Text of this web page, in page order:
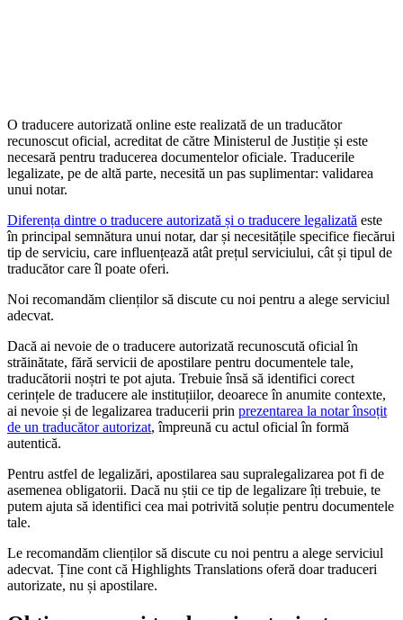
O traducere autorizată online este realizată de un traducător
recunoscut oficial, acreditat de către Ministerul de Justiție și este
necesară pentru traducerea documentelor oficiale. Traducerile
legalizate, pe de altă parte, necesită un pas suplimentar: validarea
unui notar.
Diferența dintre o traducere autorizată și o traducere legalizată este
în principal semnătura unui notar, dar și necesitățile specifice fiecărui
tip de serviciu, care influențează atât prețul serviciului, cât și tipul de
traducător care îl poate oferi.
Noi recomandăm clienților să discute cu noi pentru a alege serviciul
adecvat.
Dacă ai nevoie de o traducere autorizată recunoscută oficial în
străinătate, fără servicii de apostilare pentru documentele tale,
traducătorii noștri te pot ajuta. Trebuie însă să identifici corect
cerințele de traducere ale instituțiilor, deoarece în anumite contexte,
ai nevoie și de legalizarea traducerii prin prezentarea la notar însoțit
de un traducător autorizat, împreună cu actul oficial în formă
autentică.
Pentru astfel de legalizări, apostilarea sau supralegalizarea pot fi de
asemenea obligatorii. Dacă nu știi ce tip de legalizare îți trebuie, te
putem ajuta să identifici cea mai potrivită soluție pentru documentele
tale.
Le recomandăm clienților să discute cu noi pentru a alege serviciul
adecvat. Ține cont că Highlights Translations oferă doar traduceri
autorizate, nu și apostilare.